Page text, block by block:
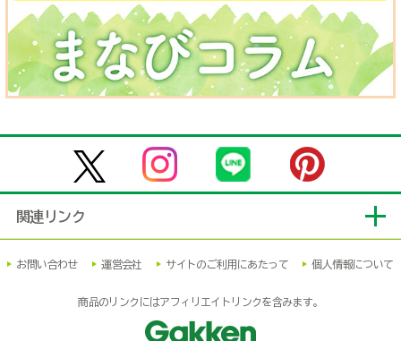
関連リンク
お問い合わせ 運営会社 サイトのご利用にあたって 個人情報について
商品のリンクにはアフィリエイトリンクを含みます。